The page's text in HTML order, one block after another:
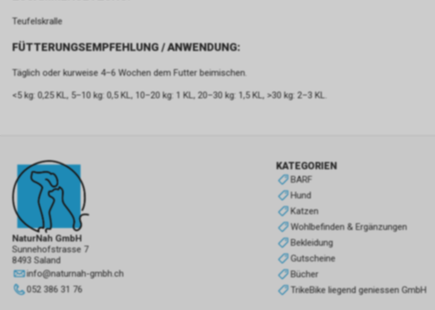
Teufelskralle
FÜTTERUNGSEMPFEHLUNG / ANWENDUNG:
Täglich oder kurweise 4–6 Wochen dem Futter beimischen.
<5 kg: 0,25 KL, 5–10 kg: 0,5 KL, 10–20 kg: 1 KL, 20–30 kg: 1,5 KL, >30 kg: 2–3 KL.
NaturNah GmbH
Sunnehofstrasse 7
8493 Saland
info@naturnah-gmbh.ch
052 386 31 76
KATEGORIEN
BARF
Hund
Katzen
Wohlbefinden & Ergänzungen
Bekleidung
Gutscheine
Bücher
TrikeBike liegend geniessen GmbH